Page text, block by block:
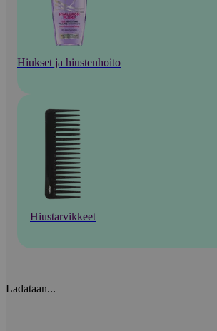
Hiukset ja hiustenhoito
Hiustarvikkeet
Ladataan...